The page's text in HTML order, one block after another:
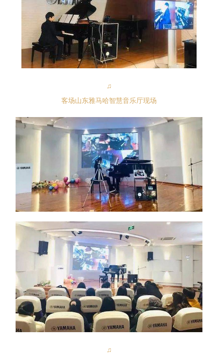
♫
客场山东雅马哈智慧音乐厅现场
♫